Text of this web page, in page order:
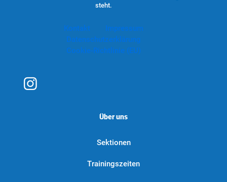
steht.
Kontakt
Impressum
Datenschutzerklärung
Cookie-Richtlinie (EU)
Über uns
Sektionen
Trainingszeiten